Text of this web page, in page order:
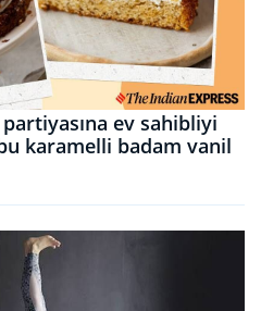
ev sahibliyi
karamelli badam vanil